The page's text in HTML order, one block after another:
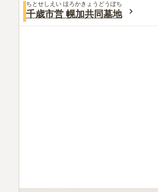
ちとせしえい ほろかきょうどうぼち
千歳市営 幌加共同墓地